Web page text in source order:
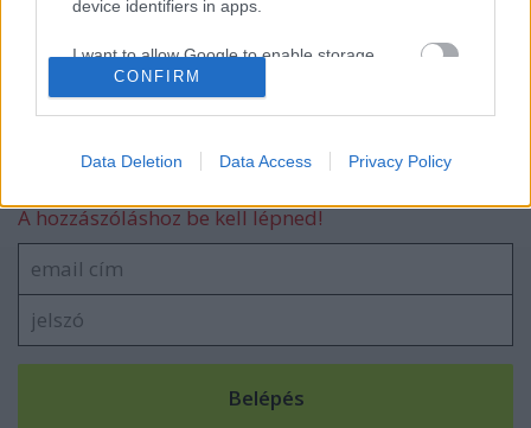
device identifiers in apps.
I want to allow Google to enable storage
related to functionality of the website or app.
related to personalization.
I want to allow Google to enable storage
related to security, including authentication
user protection.
CONFIRM
Data Deletion Data Access Privacy Policy
születikben?
Szólj hozzá!
A hozzászóláshoz be kell lépned!